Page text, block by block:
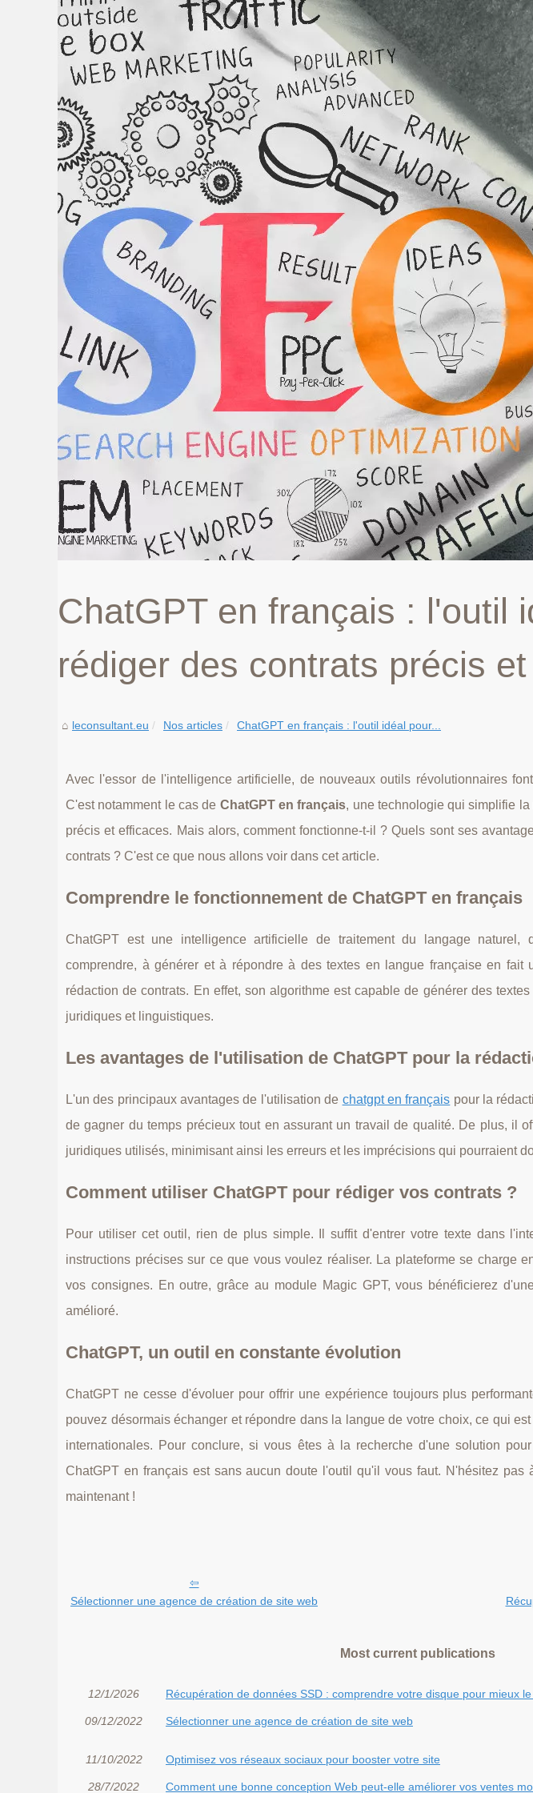
ChatGPT en français : l'outil
rédiger des contrats précis
leconsultant.eu Nos articles ChatGPT en français : l'outil idéal pour...
Avec l'essor de l'intelligence artificielle, de nouveaux outils révolutionnaires
C'est notamment le cas de ChatGPT en français, une technologie qui simplifie
précis et efficaces. Mais alors, comment fonctionne-t-il ? Quels sont ses
contrats ? C'est ce que nous allons voir dans cet article.
Comprendre le fonctionnement de ChatGPT en français
ChatGPT est une intelligence artificielle de traitement du langage naturel,
comprendre, à générer et à répondre à des textes en langue française en fait
rédaction de contrats. En effet, son algorithme est capable de générer des
juridiques et linguistiques.
Les avantages de l'utilisation de ChatGPT pour la
L'un des principaux avantages de l'utilisation de chatgpt en français pour la
de gagner du temps précieux tout en assurant un travail de qualité. De plus, il
juridiques utilisés, minimisant ainsi les erreurs et les imprécisions qui pourraient
Comment utiliser ChatGPT pour rédiger vos contrats ?
Pour utiliser cet outil, rien de plus simple. Il suffit d'entrer votre texte dans
instructions précises sur ce que vous voulez réaliser. La plateforme se charge
vos consignes. En outre, grâce au module Magic GPT, vous bénéficierez
amélioré.
ChatGPT, un outil en constante évolution
ChatGPT ne cesse d'évoluer pour offrir une expérience toujours plus
pouvez désormais échanger et répondre dans la langue de votre choix, ce qui
internationales. Pour conclure, si vous êtes à la recherche d'une solution
ChatGPT en français est sans aucun doute l'outil qu'il vous faut. N'hésitez pas
maintenant !
Sélectionner une agence de création de site web
Most current publications
12/1/2026 Récupération de données SSD : comprendre votre disque pour mieux
09/12/2022 Sélectionner une agence de création de site web
11/10/2022 Optimisez vos réseaux sociaux pour booster votre site
28/7/2022 Comment une bonne conception Web peut-elle améliorer vos ventes